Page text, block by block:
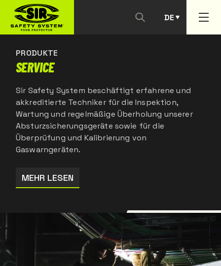
DE
PT
PRODUKTE
SERVICE
Sir Safety System beschäftigt erfahrene und
akkreditierte Techniker für die Inspektion,
Wartung und regelmäßige Überholung unserer
Absturzsicherungsgeräte sowie für die
Überprüfung und Kalibrierung von
Gaswarngeräten.
MEHR LESEN
KONTAKTIEREN SIE UNS